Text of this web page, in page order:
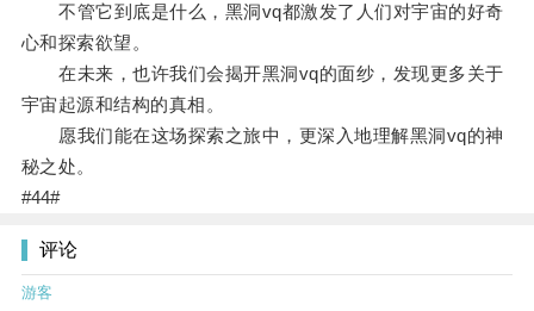
不管它到底是什么，黑洞vq都激发了人们对宇宙的好奇
心和探索欲望。
在未来，也许我们会揭开黑洞vq的面纱，发现更多关于
宇宙起源和结构的真相。
愿我们能在这场探索之旅中，更深入地理解黑洞vq的神
秘之处。
#44#
评论
游客